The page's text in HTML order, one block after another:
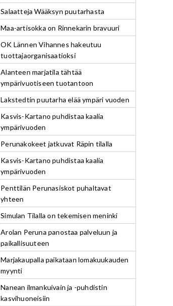
Salaatteja Wääksyn puutarhasta
Maa-artisokka on Rinnekarin bravuuri
OK Lännen Vihannes hakeutuu
tuottajaorganisaatioksi
Alanteen marjatila tähtää
ympärivuotiseen tuotantoon
Lakstedtin puutarha elää ympäri vuoden
Kasvis-Kartano puhdistaa kaalia
ympärivuoden
Perunakokeet jatkuvat Räpin tilalla
Kasvis-Kartano puhdistaa kaalia
ympärivuoden
Penttilän Perunasiskot puhaltavat
yhteen
Simulan Tilalla on tekemisen meninki
Arolan Peruna panostaa palveluun ja
paikallisuuteen
Marjakaupalla paikataan lomakuukauden
myynti
Nanean ilmankuivain ja -puhdistin
kasvihuoneisiin